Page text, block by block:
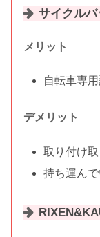
サイクル
メリット
自転車専
デメリット
取り付け
持ち運ん